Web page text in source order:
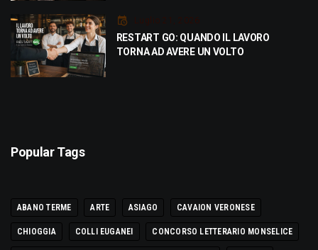
Luglio 21, 2026
RESTART GO: QUANDO IL LAVORO
TORNA AD AVERE UN VOLTO
Popular Tags
ABANO TERME ARTE ASIAGO CAVAION VERONESE
CHIOGGIA COLLI EUGANEI CONCORSO LETTERARIO MONSELICE